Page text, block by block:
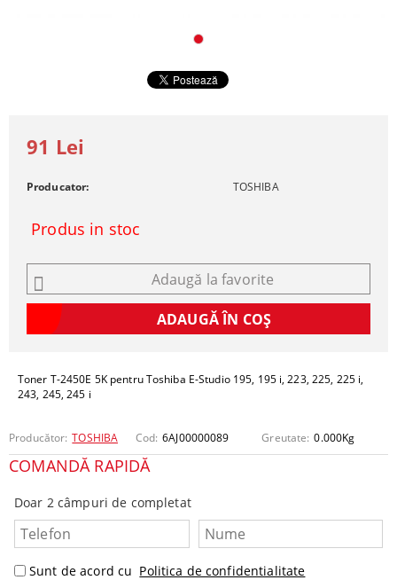
Toner T-2450E 5K pentru Toshiba E-Studio 195, 195 i, 223, 225, 225 i,
243, 245, 245 i
Producător: TOSHIBA Cod: 6AJ00000089 Greutate: 0.000Kg
COMANDĂ RAPIDĂ
Doar 2 câmpuri de completat
Sunt de acord cu Politica de confidentialitate
91 Lei
Producator: TOSHIBA
Produs in stoc
Adaugă la favorite